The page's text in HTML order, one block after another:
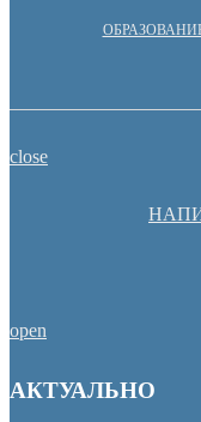
close
open
АКТУАЛЬНО